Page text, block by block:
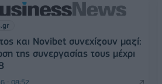
και Novibet συνεχίζουν μαζί:
της συνεργασίας τους μέχρι
- 08:52